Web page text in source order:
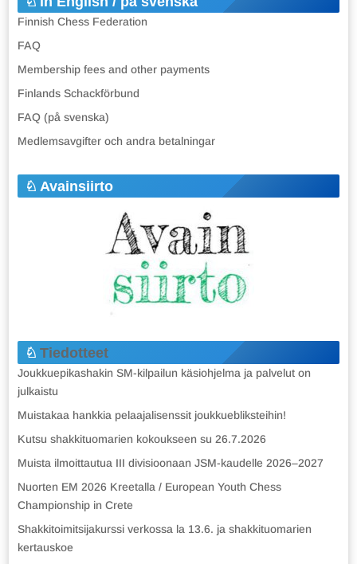
Finnish Chess Federation
FAQ
Membership fees and other payments
Finlands Schackförbund
FAQ (på svenska)
Medlemsavgifter och andra betalningar
Avainsiirto
Tiedotteet
Joukkuepikashakin SM-kilpailun käsiohjelma ja palvelut on
julkaistu
Muistakaa hankkia pelaajalisenssit joukkuebliksteihin!
Kutsu shakkituomarien kokoukseen su 26.7.2026
Muista ilmoittautua III divisioonaan JSM-kaudelle 2026–2027
Nuorten EM 2026 Kreetalla / European Youth Chess
Championship in Crete
Shakkitoimitsijakurssi verkossa la 13.6. ja shakkituomarien
kertauskoe